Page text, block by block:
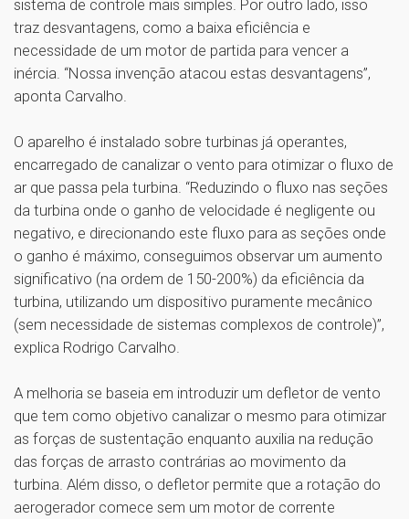
sistema de controle mais simples. Por outro lado, isso
traz desvantagens, como a baixa eficiência e
necessidade de um motor de partida para vencer a
inércia. “Nossa invenção atacou estas desvantagens”,
aponta Carvalho.
O aparelho é instalado sobre turbinas já operantes,
encarregado de canalizar o vento para otimizar o fluxo de
ar que passa pela turbina. “Reduzindo o fluxo nas seções
da turbina onde o ganho de velocidade é negligente ou
negativo, e direcionando este fluxo para as seções onde
o ganho é máximo, conseguimos observar um aumento
significativo (na ordem de 150-200%) da eficiência da
turbina, utilizando um dispositivo puramente mecânico
(sem necessidade de sistemas complexos de controle)”,
explica Rodrigo Carvalho.
A melhoria se baseia em introduzir um defletor de vento
que tem como objetivo canalizar o mesmo para otimizar
as forças de sustentação enquanto auxilia na redução
das forças de arrasto contrárias ao movimento da
turbina. Além disso, o defletor permite que a rotação do
aerogerador comece sem um motor de corrente